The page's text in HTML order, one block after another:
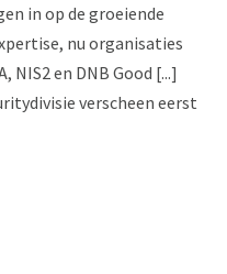
in op de groeiende
nu organisaties
NIS2 en DNB Good [...]
verscheen eerst